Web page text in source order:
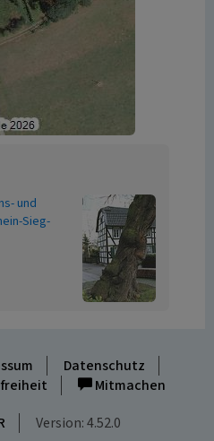
und
Sieg-
Datenschutz
Mitmachen
Version: 4.52.0